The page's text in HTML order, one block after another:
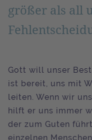
größer als all
Gott will unser
ist bereit, uns mit
leiten. Wenn wir
hilft er uns immer
der zum Guten
einzelnen